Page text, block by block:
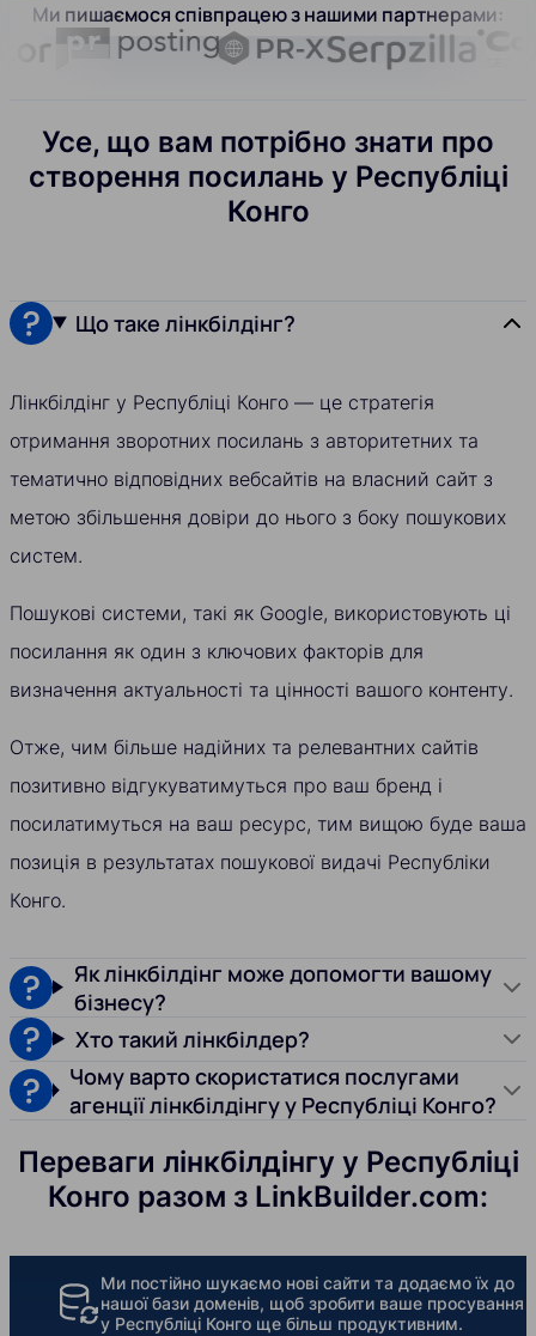
Ми пишаємося співпрацею з нашими партнерами:
Усе, що вам потрібно знати про
створення посилань у Республіці
Конго
Що таке лінкбілдінг?
Лінкбілдінг у Республіці Конго — це стратегія
отримання зворотних посилань з авторитетних та
тематично відповідних вебсайтів на власний сайт з
метою збільшення довіри до нього з боку пошукових
систем.
Пошукові системи, такі як Google, використовують ці
посилання як один з ключових факторів для
визначення актуальності та цінності вашого контенту.
Отже, чим більше надійних та релевантних сайтів
позитивно відгукуватимуться про ваш бренд і
посилатимуться на ваш ресурс, тим вищою буде ваша
позиція в результатах пошукової видачі Республіки
Конго.
Як лінкбілдінг може допомогти вашому
бізнесу?
Хто такий лінкбілдер?
Чому варто скористатися послугами
агенції лінкбілдінгу у Республіці Конго?
Переваги лінкбілдінгу у Республіці
Конго разом з LinkBuilder.com:
Ми постійно шукаємо нові сайти та додаємо їх до
нашої бази доменів, щоб зробити ваше просування
у Республіці Конго ще більш продуктивним.